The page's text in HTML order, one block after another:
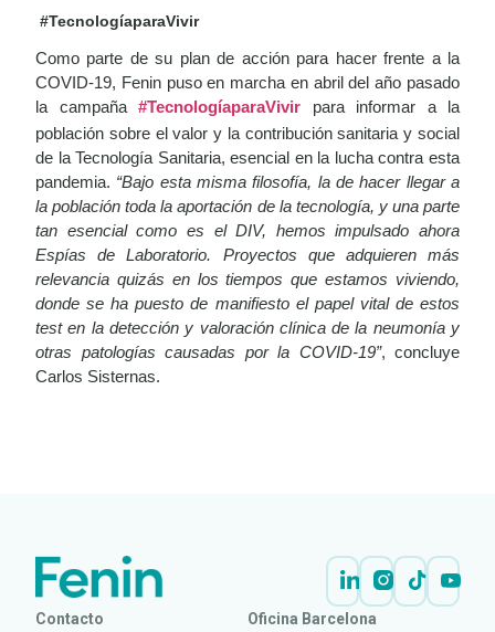
#TecnologíaparaVivir
Como parte de su plan de acción para hacer frente a la
COVID-19, Fenin puso en marcha en abril del año pasado
la campaña #TecnologíaparaVivir para informar a la
población sobre el valor y la contribución sanitaria y social
de la Tecnología Sanitaria, esencial en la lucha contra esta
pandemia. “Bajo esta misma filosofía, la de hacer llegar a
la población toda la aportación de la tecnología, y una parte
tan esencial como es el DIV, hemos impulsado ahora
Espías de Laboratorio. Proyectos que adquieren más
relevancia quizás en los tiempos que estamos viviendo,
donde se ha puesto de manifiesto el papel vital de estos
test en la detección y valoración clínica de la neumonía y
otras patologías causadas por la COVID-19”, concluye
Carlos Sisternas.
Contacto Oficina Barcelona